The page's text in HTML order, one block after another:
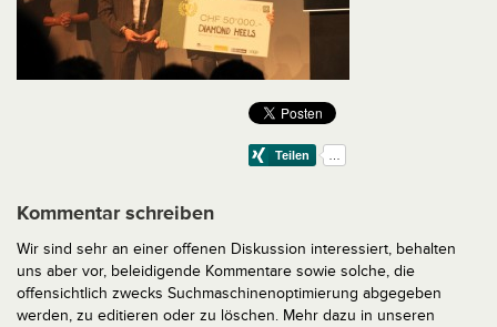
Kommentar schreiben
Wir sind sehr an einer offenen Diskussion interessiert, behalten
uns aber vor, beleidigende Kommentare sowie solche, die
offensichtlich zwecks Suchmaschinenoptimierung abgegeben
werden, zu editieren oder zu löschen. Mehr dazu in unseren